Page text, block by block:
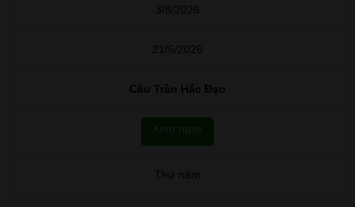
3/8/2026
21/6/2026
Câu Trần Hắc Đạo
Xem ngay
Thứ năm